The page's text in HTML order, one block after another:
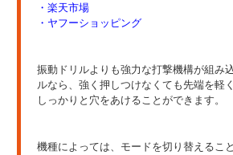
・楽天市場
・ヤフーショッピング
振動ドリルよりも強力な打撃機構が組み
ルなら、強く押しつけなくても先端を軽
しっかりと穴をあけることができます。
機種によっては、モードを切り替えるこ